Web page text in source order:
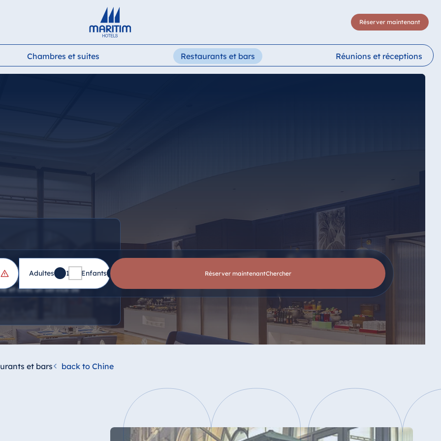
Réserver maintenant
Español
Chambres et suites Restaurants et bars Réunions et réceptions
et un bar.
ou choisissez des plats
et avec un service de
Adultes 1 Enfants Réserver maintenant chercher
et bars back to Chine